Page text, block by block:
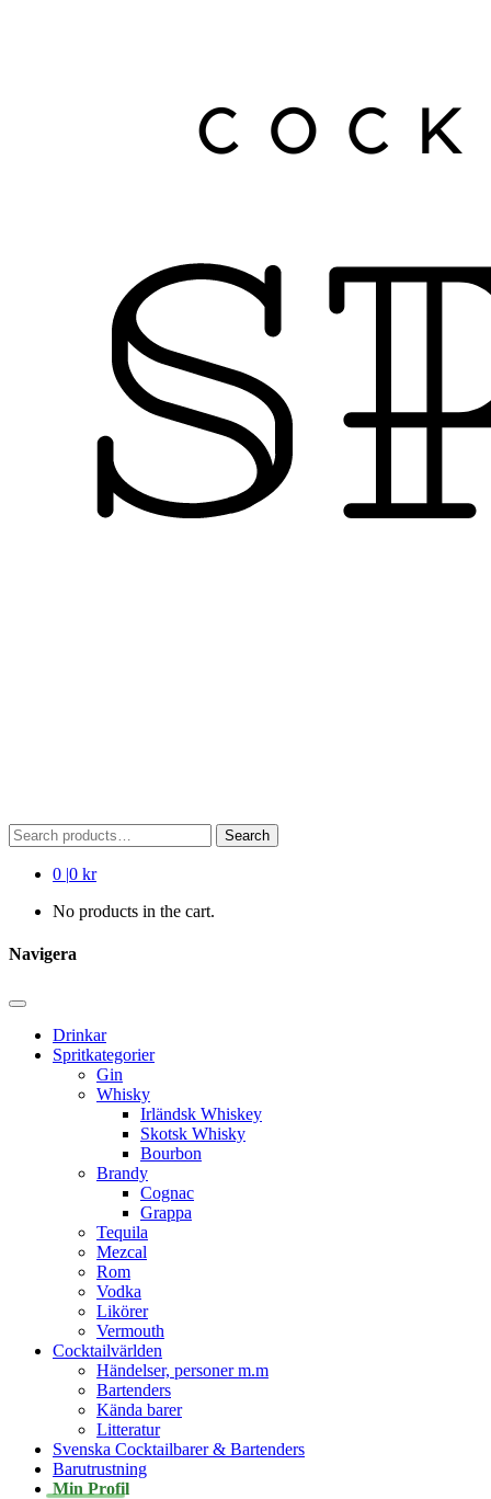
Search
for:
Search
0 |0 kr
No products in the cart.
Navigera
Drinkar
Spritkategorier
Gin
Whisky
Irländsk Whiskey
Skotsk Whisky
Bourbon
Brandy
Cognac
Grappa
Tequila
Mezcal
Rom
Vodka
Likörer
Vermouth
Cocktailvärlden
Händelser, personer m.m
Bartenders
Kända barer
Litteratur
Svenska Cocktailbarer & Bartenders
Barutrustning
Min Profil